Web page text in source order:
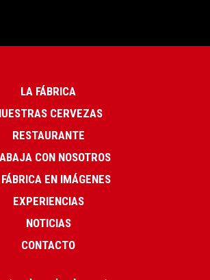
LA FÁBRICA
CERVEZAS
RESTAURANTE
CON NOSOTROS
EN IMÁGENES
EXPERIENCIAS
NOTICIAS
CONTACTO